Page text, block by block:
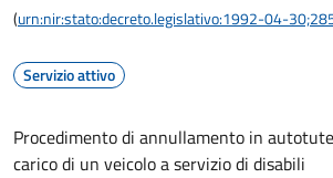
(urn:nir:stato:decreto.legislativo:1992-04-
Servizio attivo
Procedimento di annullamento in
carico di un veicolo a servizio di disabili